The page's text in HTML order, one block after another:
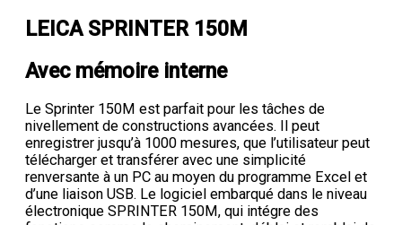
LEICA SPRINTER 150M
Avec mémoire interne
Le Sprinter 150M est parfait pour les tâches de
nivellement de constructions avancées. Il peut
enregistrer jusqu’à 1000 mesures, que l’utilisateur peut
télécharger et transférer avec une simplicité
renversante à un PC au moyen du programme Excel et
d’une liaison USB. Le logiciel embarqué dans le niveau
électronique SPRINTER 150M, qui intégre des